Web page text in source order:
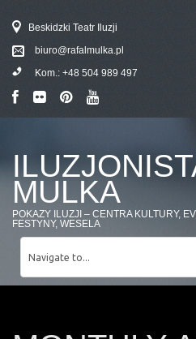
Beskidzki Teatr Iluzji
biuro@rafalmulka.pl
Kom.: +48 504 989 497
MULKA
POKAZY ILUZJI – CENTRA KULTURY,
FESTYNY, WESELA